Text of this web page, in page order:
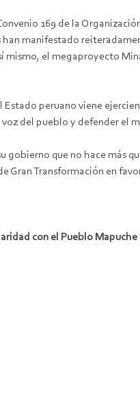
169 de la
manifestado
mismo, el megaproyecto
peruano viene
del pueblo y defender
gobierno que no hace
Gran Transformación en
con el Pueblo